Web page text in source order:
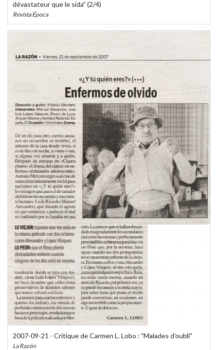
dévastateur que le sida" (2/4)
Revista Época
2007-09-21 - Critique de Carmen L. Lobo : "Malades d'oubli"
La Razón